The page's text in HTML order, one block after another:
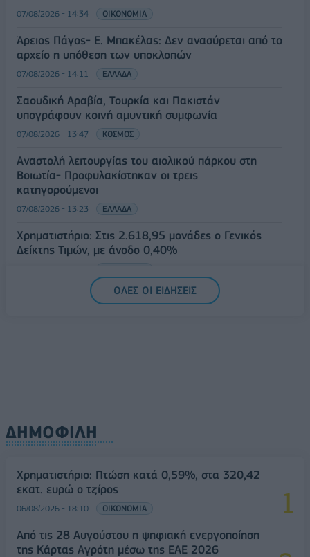
07/08/2026 - 14:34 ΟΙΚΟΝΟΜΙΑ
Άρειος Πάγος- Ε. Μπακέλας: Δεν ανασύρεται από το
αρχείο η υπόθεση των υποκλοπών
07/08/2026 - 14:11 ΕΛΛΑΔΑ
Σαουδική Αραβία, Τουρκία και Πακιστάν
υπογράφουν κοινή αμυντική συμφωνία
07/08/2026 - 13:47 ΚΟΣΜΟΣ
Αναστολή λειτουργίας του αιολικού πάρκου στη
Βοιωτία- Προφυλακίστηκαν οι τρεις
κατηγορούμενοι
07/08/2026 - 13:23 ΕΛΛΑΔΑ
Χρηματιστήριο: Στις 2.618,95 μονάδες ο Γενικός
Δείκτης Τιμών, με άνοδο 0,40%
ΟΛΕΣ ΟΙ ΕΙΔΗΣΕΙΣ
ΔΗΜΟΦΙΛΗ
Χρηματιστήριο: Πτώση κατά 0,59%, στα 320,42
εκατ. ευρώ ο τζίρος
06/08/2026 - 18:10 ΟΙΚΟΝΟΜΙΑ
Από τις 28 Αυγούστου η ψηφιακή ενεργοποίηση
της Κάρτας Αγρότη μέσω της ΕΑΕ 2026